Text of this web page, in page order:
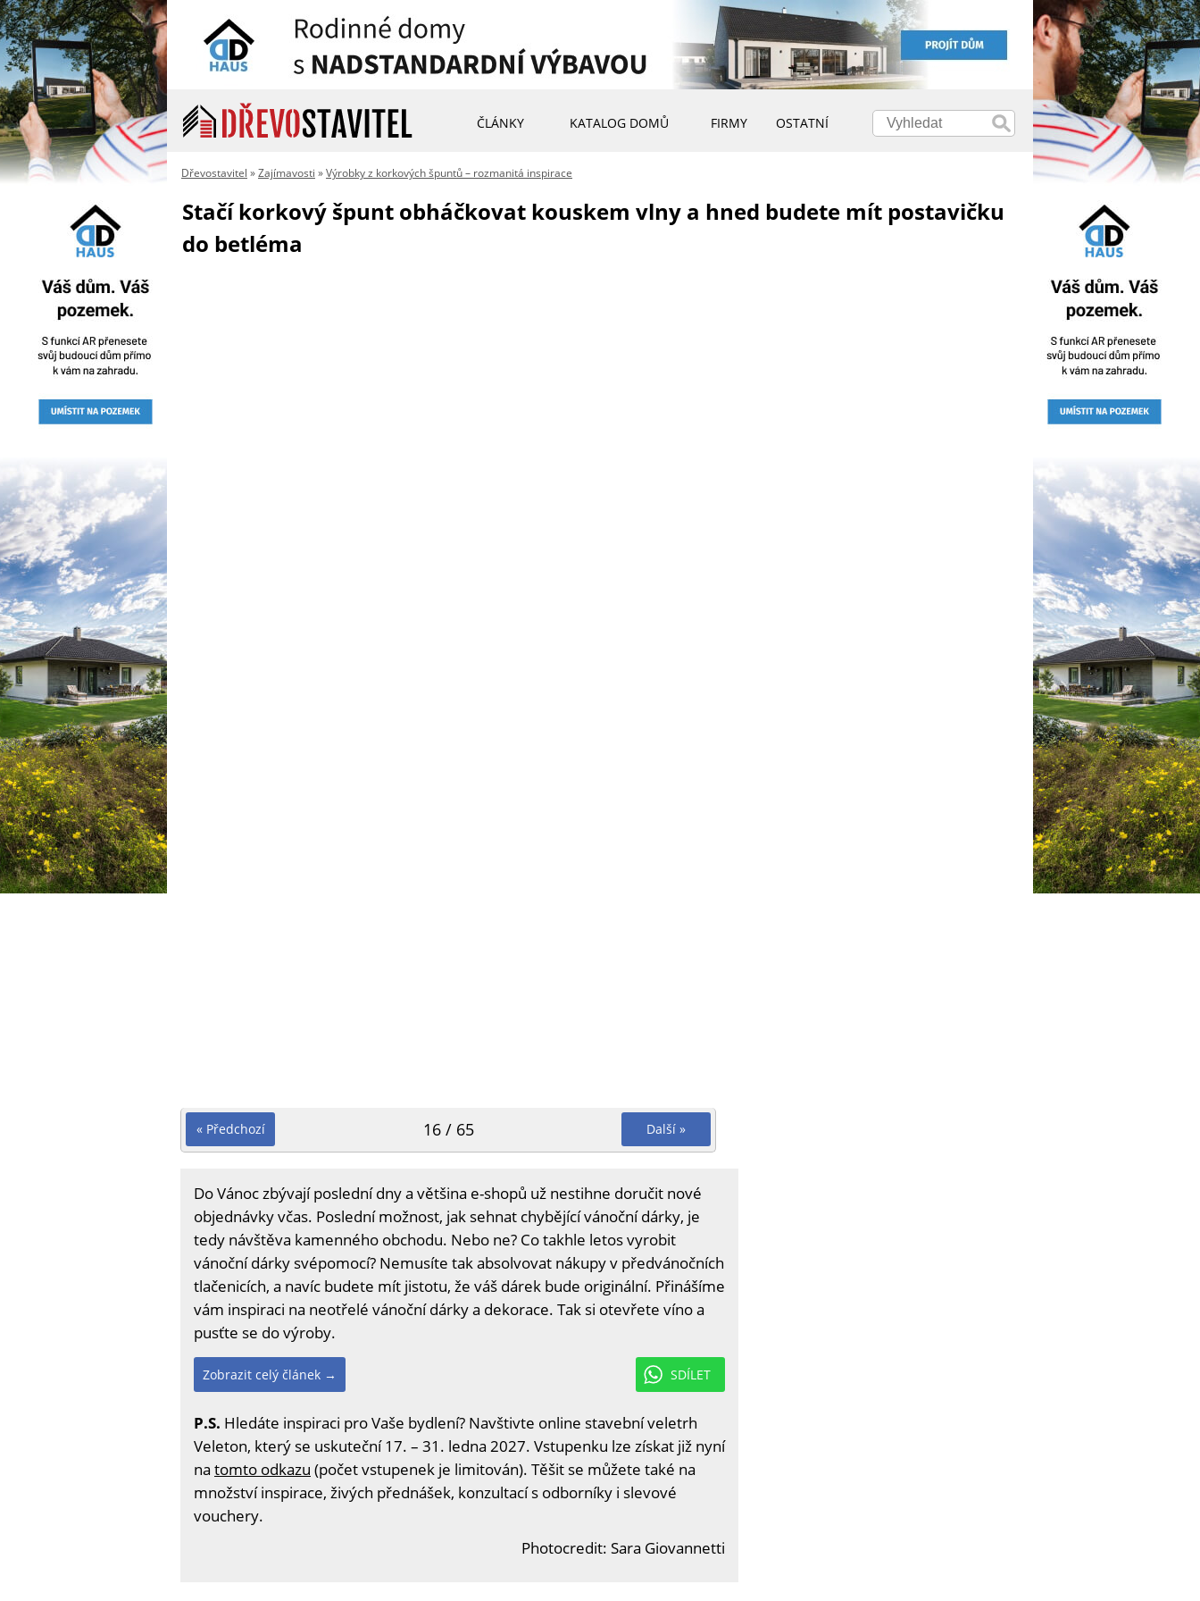
ČLÁNKY KATALOG DOMŮ FIRMY OSTATNÍ
Dřevostavitel »Zajímavosti »Výrobky z korkových špuntů – rozmanitá inspirace
Stačí korkový špunt obháčkovat kouskem vlny a hned budete mít postavičku
do betléma
« Předchozí Další »
16 / 65
Do Vánoc zbývají poslední dny a většina e-shopů už nestihne doručit nové
objednávky včas. Poslední možnost, jak sehnat chybějící vánoční dárky, je
tedy návštěva kamenného obchodu. Nebo ne? Co takhle letos vyrobit
vánoční dárky svépomocí? Nemusíte tak absolvovat nákupy v předvánočních
tlačenicích, a navíc budete mít jistotu, že váš dárek bude originální. Přinášíme
vám inspiraci na neotřelé vánoční dárky a dekorace. Tak si otevřete víno a
pusťte se do výroby.
SDÍLET
Zobrazit celý článek →
P.S. Hledáte inspiraci pro Vaše bydlení? Navštivte online stavební veletrh
Veleton, který se uskuteční 17. – 31. ledna 2027. Vstupenku lze získat již nyní
na tomto odkazu (počet vstupenek je limitován). Těšit se můžete také na
množství inspirace, živých přednášek, konzultací s odborníky i slevové
vouchery.
Photocredit: Sara Giovannetti